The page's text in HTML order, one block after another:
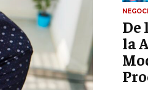
LIFESTYLE
MARKETING
De
la